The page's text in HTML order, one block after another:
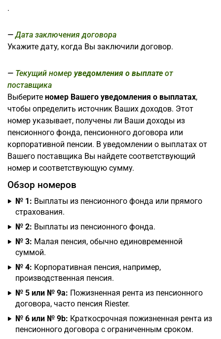
.
Дата заключения договора
Укажите дату, когда Вы заключили договор.
Текущий номер уведомления о выплате от
поставщика
Выберите номер Вашего уведомления о выплатах,
чтобы определить источник Ваших доходов. Этот
номер указывает, получены ли Ваши доходы из
пенсионного фонда, пенсионного договора или
корпоративной пенсии. В уведомлении о выплатах от
Вашего поставщика Вы найдете соответствующий
номер и соответствующую сумму.
Обзор номеров
№ 1: Выплаты из пенсионного фонда или прямого
страхования.
№ 2: Выплаты из пенсионного фонда.
№ 3: Малая пенсия, обычно единовременной
суммой.
№ 4: Корпоративная пенсия, например,
производственная пенсия.
№ 5 или № 9a: Пожизненная рента из пенсионного
договора, часто пенсия Riester.
№ 6 или № 9b: Краткосрочная пожизненная рента из
пенсионного договора с ограниченным сроком.